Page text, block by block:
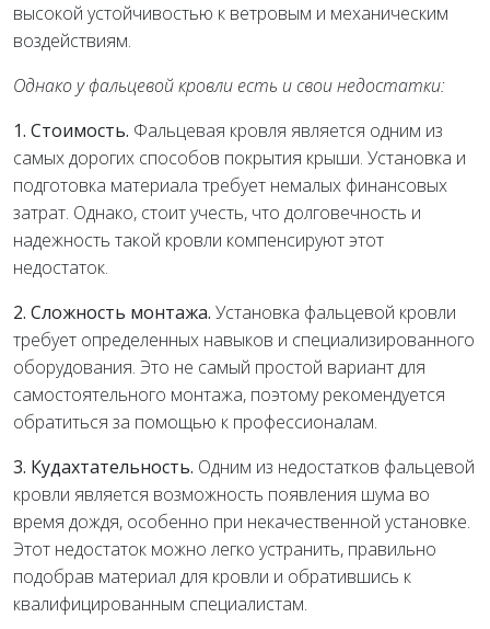
высокой устойчивостью к ветровым и механическим
воздействиям.
Однако у фальцевой кровли есть и свои недостатки:
1. Стоимость. Фальцевая кровля является одним из
самых дорогих способов покрытия крыши. Установка и
подготовка материала требует немалых финансовых
затрат. Однако, стоит учесть, что долговечность и
надежность такой кровли компенсируют этот
недостаток.
2. Сложность монтажа. Установка фальцевой кровли
требует определенных навыков и специализированного
оборудования. Это не самый простой вариант для
самостоятельного монтажа, поэтому рекомендуется
обратиться за помощью к профессионалам.
3. Кудахтательность. Одним из недостатков фальцевой
кровли является возможность появления шума во
время дождя, особенно при некачественной установке.
Этот недостаток можно легко устранить, правильно
подобрав материал для кровли и обратившись к
квалифицированным специалистам.